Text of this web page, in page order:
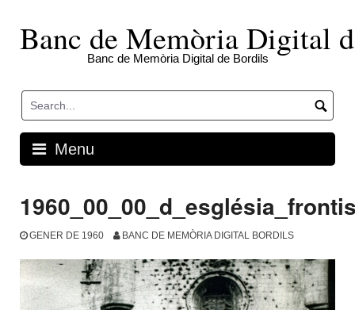
contentBanc de Memòria Digital
Banc de Memòria Digital de Bordils
Menu
GENER DE 1960 BANC DE MEMÒRIA DIGITAL BORDILS